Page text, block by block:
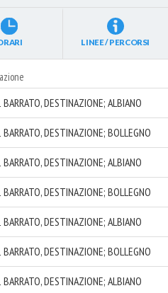
LINEE / PERCORSI
BARRATO, DESTINAZIONE; ALBIANO
BARRATO, DESTINAZIONE; BOLLEGNO
BARRATO, DESTINAZIONE; ALBIANO
BARRATO, DESTINAZIONE; BOLLEGNO
BARRATO, DESTINAZIONE; ALBIANO
BARRATO, DESTINAZIONE; BOLLEGNO
BARRATO, DESTINAZIONE; ALBIANO